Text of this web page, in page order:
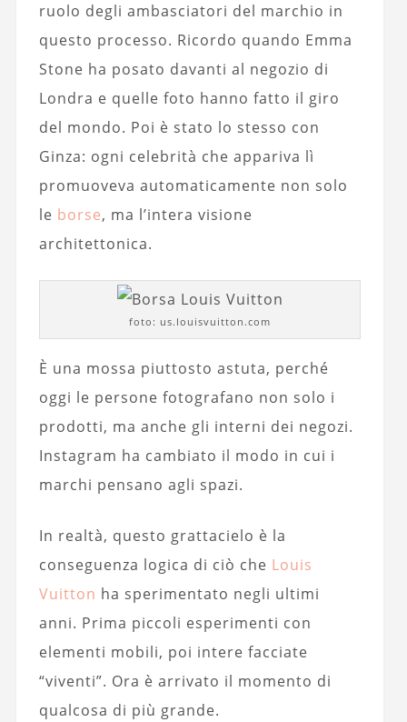
ruolo degli ambasciatori del marchio in
questo processo. Ricordo quando Emma
Stone ha posato davanti al negozio di
Londra e quelle foto hanno fatto il giro
del mondo. Poi è stato lo stesso con
Ginza: ogni celebrità che appariva lì
promuoveva automaticamente non solo
le borse, ma l’intera visione
architettonica.
foto: us.louisvuitton.com
È una mossa piuttosto astuta, perché
oggi le persone fotografano non solo i
prodotti, ma anche gli interni dei negozi.
Instagram ha cambiato il modo in cui i
marchi pensano agli spazi.
In realtà, questo grattacielo è la
conseguenza logica di ciò che Louis
Vuitton ha sperimentato negli ultimi
anni. Prima piccoli esperimenti con
elementi mobili, poi intere facciate
“viventi”. Ora è arrivato il momento di
qualcosa di più grande.